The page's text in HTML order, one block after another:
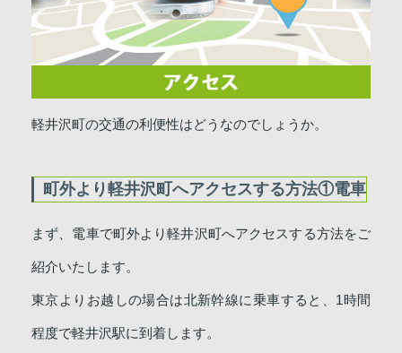
軽井沢町の交通の利便性はどうなのでしょうか。
町外より軽井沢町へアクセスする方法①電車
まず、電車で町外より軽井沢町へアクセスする方法をご
紹介いたします。
東京よりお越しの場合は北新幹線に乗車すると、1時間
程度で軽井沢駅に到着します。